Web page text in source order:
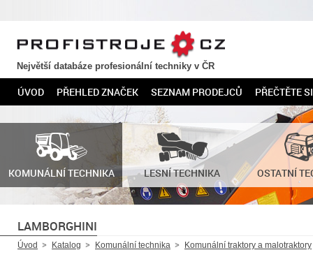
PROFISTROJE.CZ
Největší databáze profesionální techniky v ČR
ÚVOD PŘEHLED ZNAČEK SEZNAM PRODEJCŮ PŘEČTĚTE SI
KOMUNÁLNÍ TECHNIKA LESNÍ TECHNIKA OSTATNÍ
LAMBORGHINI
Úvod Katalog Komunální technika Komunální traktory a malotraktory